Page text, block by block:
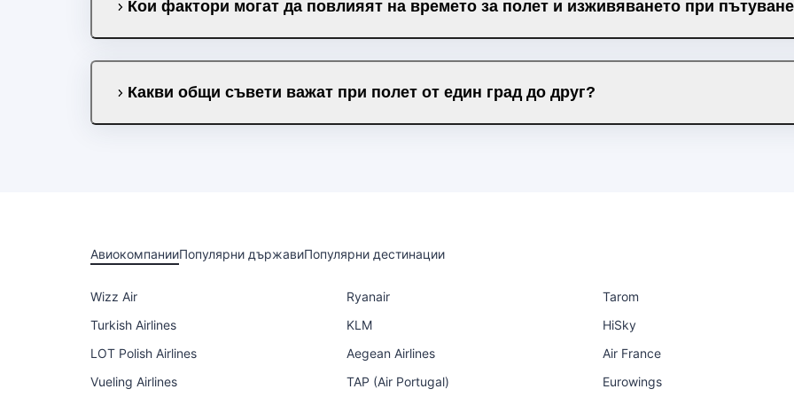
Кои фактори могат да повлияят на времето за полет и изживяването при
Какви общи съвети важат при полет от един град до друг?
АвиокомпанииПопулярни държавиПопулярни дестинации
Wizz Air Ryanair
Tarom
Turkish Airlines
KLM
HiSky
LOT Polish Airlines
Aegean Airlines
Air France
Vueling Airlines
TAP (Air Portugal) Eurowings